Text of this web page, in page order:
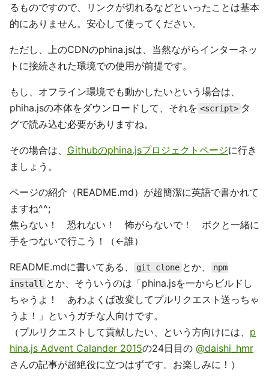
るものですので、リンクが切れるなどといったことは基本
的にありません。安心して使ってください。
ただし、上のCDNのphina.jsは、当然ながらインターネッ
トに接続された環境での使用が前提です。
もし、オフライン環境でも動かしたいという場合は、
phiha.jsの本体をダウンロードして、それを <script> タ
グで読み込む必要がありますね。
その場合は、 Githubのphina.jsプロジェクトページに行き
ましょう。
ページの紹介（README.md）が超簡潔に英語で書かれて
ますね^^;
焦らない！ 恐れない！ 怖がらないで！ ボクと一緒に
手をつないで行こう！（←誰）
README.mdに書いてある、 git clone とか、
npm
install とか、そういうのは「phina.jsを一からビルドし
ちゃうよ！ あわよくば改変してプルリクエスト送っちゃ
うよ！」というガチな人向けです。
（プルリクエストして貢献したい、という方向けには、 p
hina.js Advent Calander 2015の24日目の @daishi_hmr
さんの記事が超絶役に立つはずです。お楽しみに！）